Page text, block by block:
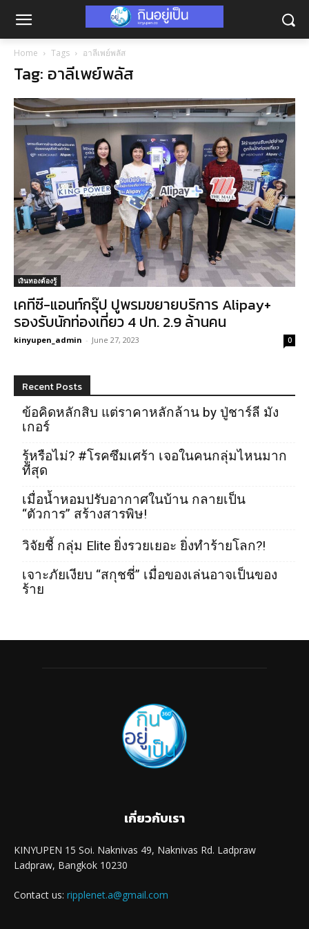
Home Tags อาลีเพย์พลัส
Tag: อาลีเพย์พลัส
เงินทองต้องรู้
เคทีซี-แอนท์กรุ๊ป ปูพรมขยายบริการ Alipay+
รองรับนักท่องเที่ยว 4 ปท. 2.9 ล้านคน
kinyupen_admin - June 27, 2023 0
Recent Posts
ข้อคิดหลักสิบ แต่ราคาหลักล้าน by ปู่ชาร์ลี มัง
เกอร์
รู้หรือไม่? #โรคซึมเศร้า เจอในคนกลุ่มไหนมาก
ที่สุด
เมื่อน้ำหอมปรับอากาศในบ้าน กลายเป็น
“ตัวการ” สร้างสารพิษ!
วิจัยชี้ กลุ่ม Elite ยิ่งรวยเยอะ ยิ่งทำร้ายโลก?!
เจาะภัยเงียบ “สกุชชี่” เมื่อของเล่นอาจเป็นของ
ร้าย
เกี่ยวกับเรา
KINYUPEN 15 Soi. Naknivas 49, Naknivas Rd. Ladpraw
Ladpraw, Bangkok 10230
Contact us: ripplenet.a@gmail.com